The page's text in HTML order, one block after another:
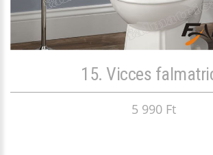
15. Vicces
5 990 Ft